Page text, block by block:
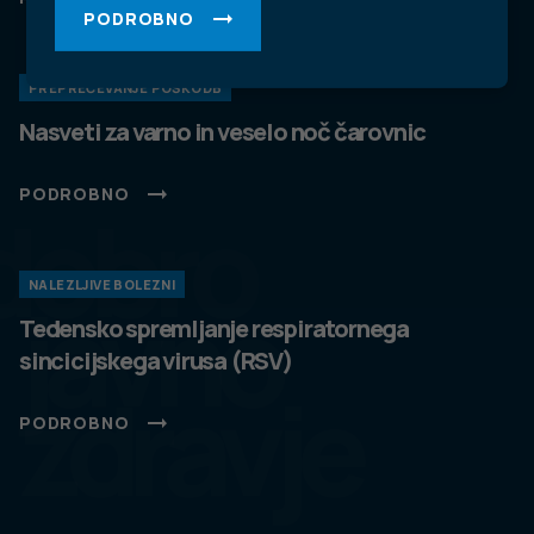
PODROBNO
javno
zdravje
PREPREČEVANJE POŠKODB
Nasveti za varno in veselo noč čarovnic
PODROBNO
NALEZLJIVE BOLEZNI
Tedensko spremljanje respiratornega
sincicijskega virusa (RSV)
PODROBNO